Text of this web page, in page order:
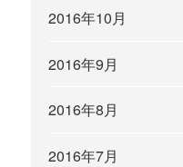
2016年10月
2016年9月
2016年8月
2016年7月